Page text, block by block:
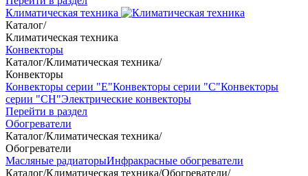
Климатическая техника
Каталог/
Климатическая техника
Конвекторы
Каталог/Климатическая техника/
Конвекторы
Конвекторы серии "Е"Конвекторы серии "С"Конвекторы
серии "СН"Электрические конвекторы
Перейти в раздел
Обогреватели
Каталог/Климатическая техника/
Обогреватели
Масляные радиаторыИнфракрасные обогреватели
Каталог/Климатическая техника/Обогреватели/